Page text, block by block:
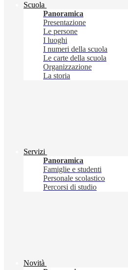
Scuola
Panoramica
Presentazione
Le persone
I luoghi
I numeri della scuola
Le carte della scuola
Organizzazione
La storia
Servizi
Panoramica
Famiglie e studenti
Personale scolastico
Percorsi di studio
Novità